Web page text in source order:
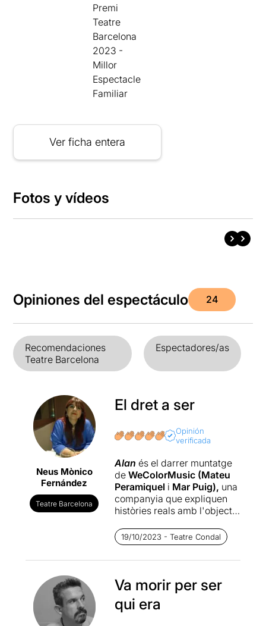
Premi
Teatre
Barcelona
2023 -
Millor
Espectacle
Familiar
Ver ficha entera
Fotos y vídeos
Opiniones del espectáculo 24
Recomendaciones
Teatre Barcelona
Espectadores/as
Neus Mònico
Fernández
Teatre Barcelona
El dret a ser
Opinión
verificada
Alan és el darrer muntatge
de WeColorMusic (Mateu
Peramiquel i Mar Puig), una
companyia que expliquen
històries reals amb l'objectiu
enllà de l'entreteniment.
Alanes va estrenar al teatre
sota el títold'Arrels.Es
tracta d'un musical de petit
format inspirat en un fet real,
19/10/2023 - Teatre Condal
Va morir per ser
qui era